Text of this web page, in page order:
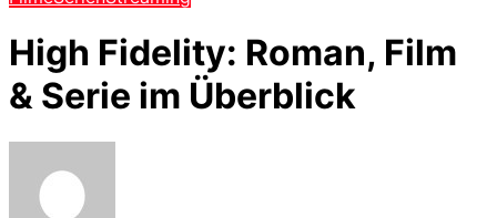
High Fidelity: Roman, Film
& Serie im Überblick